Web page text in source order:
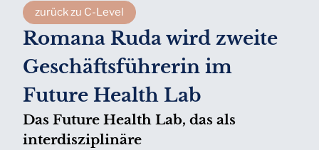
zurück zu C-Level
Romana Ruda wird zweite
Geschäftsführerin im
Future Health Lab
Das Future Health Lab, das als
interdisziplinäre